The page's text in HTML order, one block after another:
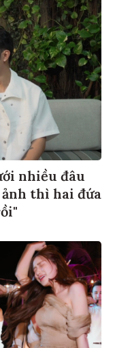
nhiều đâu
thì hai đứa